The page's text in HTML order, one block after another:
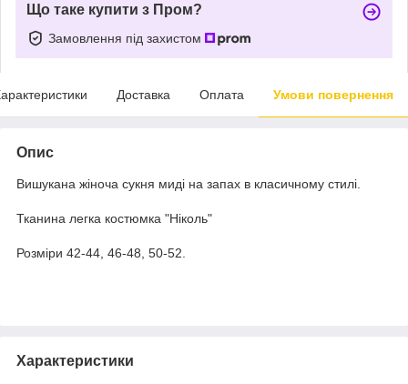
Що таке купити з Пром?
Замовлення під захистом
Доставка Оплата Умови повернення
Опис
Вишукана жіноча сукня миді на запах в класичному стилі.
Тканина легка костюмка "Ніколь"
Розміри 42-44, 46-48, 50-52.
Характеристики